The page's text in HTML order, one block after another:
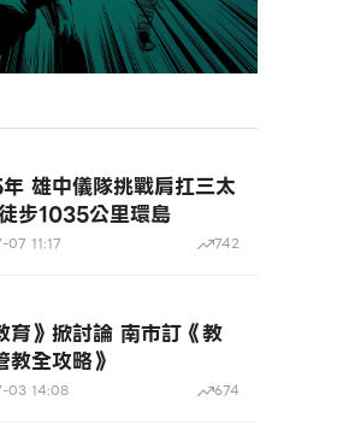
雄中儀隊挑戰肩扛三太
步1035公里環島
11:17 742
育》掀討論 南市訂《教
教全攻略》
03 14:08 674